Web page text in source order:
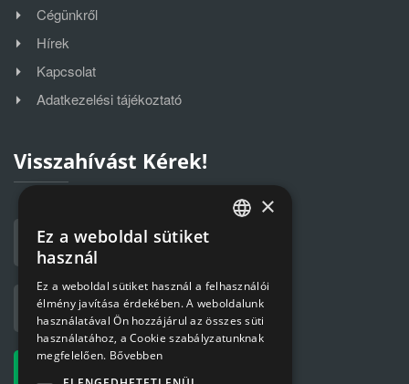
Cégünkről
Hírek
Kapcsolat
Adatkezelési tájékoztató
Visszahívást Kérek!
×
Ez a weboldal sütiket
használ
Ez a weboldal sütiket használ a felhasználói
élmény javítása érdekében. A weboldalunk
használatával Ön hozzájárul az összes süti
használatához, a Cookie szabályzatunknak
megfelelően. Bővebben